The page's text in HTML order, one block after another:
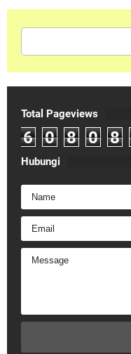
Total Pageviews
6 0 8 0 8
Hubungi